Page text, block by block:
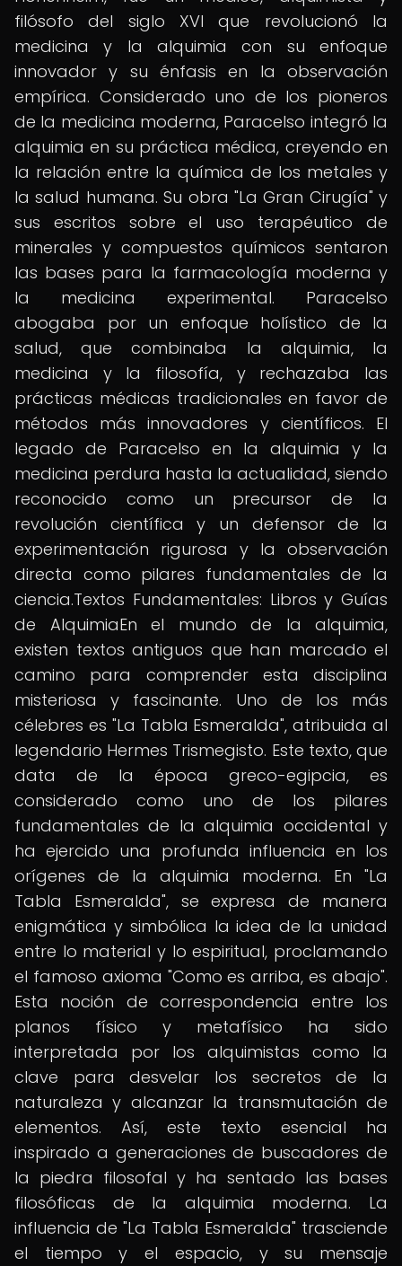
filósofo del siglo XVI que revolucionó la
medicina y la alquimia con su enfoque
innovador y su énfasis en la observación
empírica. Considerado uno de los pioneros
de la medicina moderna, Paracelso integró la
alquimia en su práctica médica, creyendo en
la relación entre la química de los metales y
la salud humana. Su obra "La Gran Cirugía" y
sus escritos sobre el uso terapéutico de
minerales y compuestos químicos sentaron
las bases para la farmacología moderna y
la medicina experimental. Paracelso
abogaba por un enfoque holístico de la
salud, que combinaba la alquimia, la
medicina y la filosofía, y rechazaba las
prácticas médicas tradicionales en favor de
métodos más innovadores y científicos. El
legado de Paracelso en la alquimia y la
medicina perdura hasta la actualidad, siendo
reconocido como un precursor de la
revolución científica y un defensor de la
experimentación rigurosa y la observación
directa como pilares fundamentales de la
ciencia.Textos Fundamentales: Libros y Guías
de AlquimiaEn el mundo de la alquimia,
existen textos antiguos que han marcado el
camino para comprender esta disciplina
misteriosa y fascinante. Uno de los más
célebres es "La Tabla Esmeralda", atribuida al
legendario Hermes Trismegisto. Este texto, que
data de la época greco-egipcia, es
considerado como uno de los pilares
fundamentales de la alquimia occidental y
ha ejercido una profunda influencia en los
orígenes de la alquimia moderna. En "La
Tabla Esmeralda", se expresa de manera
enigmática y simbólica la idea de la unidad
entre lo material y lo espiritual, proclamando
el famoso axioma "Como es arriba, es abajo".
Esta noción de correspondencia entre los
planos físico y metafísico ha sido
interpretada por los alquimistas como la
clave para desvelar los secretos de la
naturaleza y alcanzar la transmutación de
elementos. Así, este texto esencial ha
inspirado a generaciones de buscadores de
la piedra filosofal y ha sentado las bases
filosóficas de la alquimia moderna. La
influencia de "La Tabla Esmeralda" trasciende
el tiempo y el espacio, y su mensaje